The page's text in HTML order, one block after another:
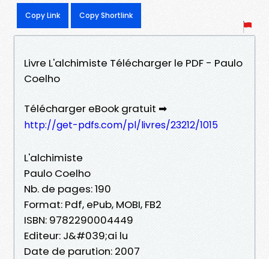
Copy Link Copy Shortlink
Livre L'alchimiste Télécharger le PDF - Paulo
Coelho
Télécharger eBook gratuit ➡
http://get-pdfs.com/pl/livres/23212/1015
L'alchimiste
Paulo Coelho
Nb. de pages: 190
Format: Pdf, ePub, MOBI, FB2
ISBN: 9782290004449
Editeur: J&#039;ai lu
Date de parution: 2007